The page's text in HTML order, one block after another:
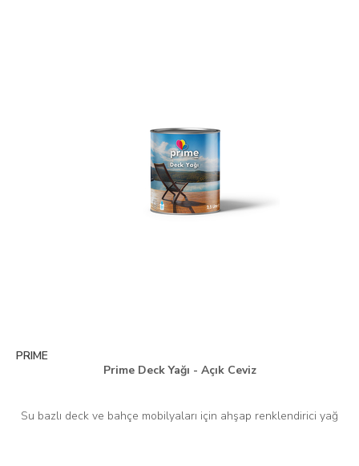
PRIME
Prime Deck Yağı - Açık Ceviz